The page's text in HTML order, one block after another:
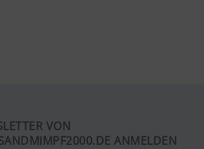
VON
ANMELDEN